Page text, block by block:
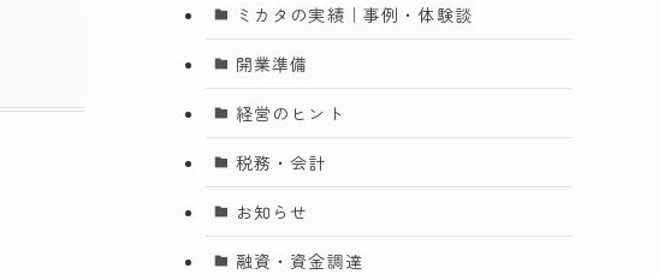
ミカタの実績｜事例・体験談
開業準備
経営のヒント
税務・会計
お知らせ
融資・資金調達